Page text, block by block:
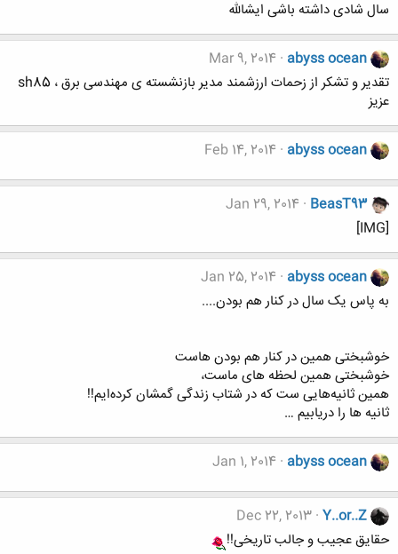
سال شادی داشته باشی ایشالله
abyss ocean
Mar 9, 2014
تقدیر و تشکر از زحمات ارزشمند مدیر بازنشسته ی مهندسی برق ، sh85
عزیز
abyss ocean
Feb 14, 2014
BeasT93
Jan 29, 2014
[IMG]
abyss ocean
Jan 25, 2014
به پاس یک سال در کنار هم بودن....
خوشبختی همین در کنار هم بودن‌ هاست
خوشبختی همین لحظه ‌های ماست،
همین ثانیه‌هایی‌ ست که در شتاب زندگی گمشان کرده‌ایم!!
ثانیه ها را دریابیم …
abyss ocean
Jan 1, 2014
Y..or..Z
Dec 22, 2013
حقایق عجیب و جالب تاریخی!!